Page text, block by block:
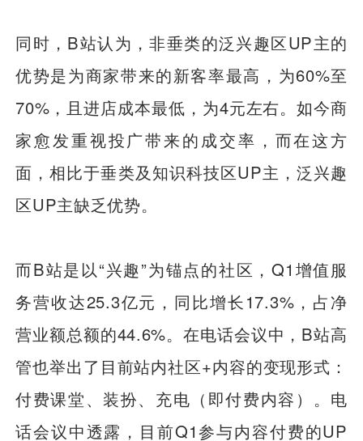
同时，B站认为，非垂类的泛兴趣区UP主的
优势是为商家带来的新客率最高，为60%至
70%，且进店成本最低，为4元左右。如今商
家愈发重视投广带来的成交率，而在这方
面，相比于垂类及知识科技区UP主，泛兴趣
区UP主缺乏优势。
而B站是以“兴趣”为锚点的社区，Q1增值服
务营收达25.3亿元，同比增长17.3%，占净
营业额总额的44.6%。在电话会议中，B站高
管也举出了目前站内社区+内容的变现形式：
付费课堂、装扮、充电（即付费内容）。电
话会议中透露，目前Q1参与内容付费的UP